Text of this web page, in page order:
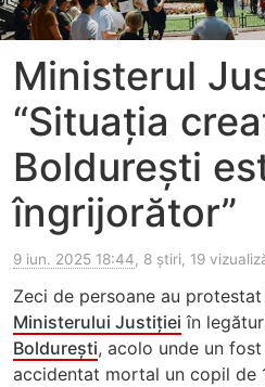
Ministerul
“Situația
Boldurești
îngrijorător”
9 iun. 2025 18:44, 8 știri, 19
Zeci de persoane au
Ministerului Justiției în
Boldurești, acolo unde un
accidentat mortal un copil de